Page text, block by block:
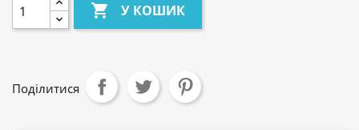
 У КОШИК
Поділитися